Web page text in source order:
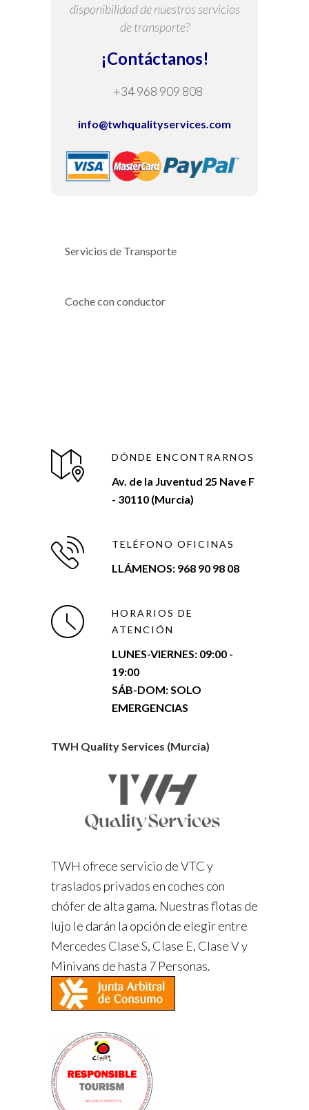
disponibilidad de nuestros servicios
de transporte?
¡Contáctanos!
+34 968 909 808
info@twhqualityservices.com
Servicios de Transporte
Coche con conductor
DÓNDE ENCONTRARNOS
Av. de la Juventud 25 Nave F
- 30110 (Murcia)
TELÉFONO OFICINAS
LLÁMENOS: 968 90 98 08
HORARIOS DE
ATENCIÓN
LUNES-VIERNES: 09:00 -
19:00
SÁB-DOM: SOLO
EMERGENCIAS
TWH Quality Services (Murcia)
TWH ofrece servicio de VTC y
traslados privados en coches con
chófer de alta gama. Nuestras flotas de
lujo le darán la opción de elegir entre
Mercedes Clase S, Clase E, Clase V y
Minivans de hasta 7 Personas.